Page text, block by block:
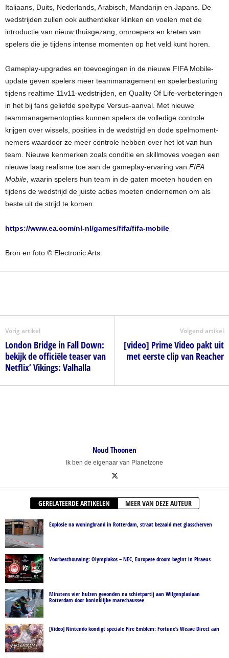
Italiaans, Duits, Nederlands, Arabisch, Mandarijn en Japans. De
wedstrijden zullen ook authentieker klinken en voelen met de
introductie van nieuw thuisgezang, omroepers en kreten van
spelers die je tijdens intense momenten op het veld kunt horen.
Gameplay-upgrades en toevoegingen in de nieuwe FIFA Mobile-
update geven spelers meer teammanagement en spelerbesturing
tijdens realtime 11v11-wedstrijden, en Quality Of Life-verbeteringen
in het bij fans geliefde speltype Versus-aanval. Met nieuwe
teammanagementopties kunnen spelers de volledige controle
krijgen over wissels, posities in de wedstrijd en dode spelmoment-
nemers waardoor ze meer controle hebben over het lot van hun
team. Nieuwe kenmerken zoals conditie en skillmoves voegen een
nieuwe laag realisme toe aan de gameplay-ervaring van FIFA
Mobile , waarin spelers hun team in de gaten moeten houden en
tijdens de wedstrijd de juiste acties moeten ondernemen om als
beste uit de strijd te komen.
https://www.ea.com/nl-nl/games/fifa/fifa-mobile
Bron en foto © Electronic Arts
Vorig artikel
London Bridge in Fall Down:
bekijk de officiële teaser van
Netflix’ Vikings: Valhalla
Volgend artikel
[video] Prime Video pakt uit
met eerste clip van Reacher
Noud Thoonen
Ik ben de eigenaar van Planetzone
GERELATEERDE ARTIKELEN MEER VAN DEZE AUTEUR
Explosie na woningbrand in Rotterdam, straat bezaaid met glasscherven
Voorbeschouwing: Olympiakos – NEC, Europese droom begint in Piraeus
Minstens vier hulzen gevonden na schietpartij aan Wilgenplaslaan
Rotterdam door koninklijke marechaussee
[Video] Nintendo kondigt speciale Fire Emblem: Fortune’s Weave Direct aan